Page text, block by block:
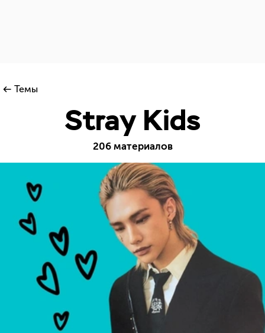
Темы
Stray Kids
206 материалов